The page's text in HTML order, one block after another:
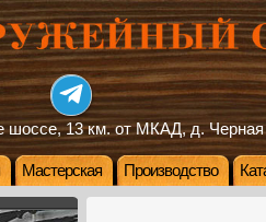
шоссе, 13 км. от МКАД, д. Черная
Мастерская Производство